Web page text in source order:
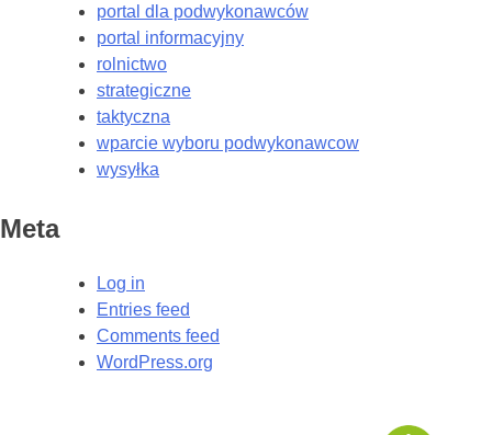
portal dla podwykonawców
portal informacyjny
rolnictwo
strategiczne
taktyczna
wparcie wyboru podwykonawcow
wysyłka
Meta
Log in
Entries feed
Comments feed
WordPress.org